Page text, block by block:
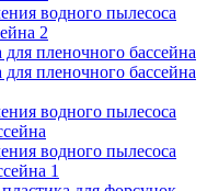
водного пылесоса
2
пленочного бассейна
пленочного бассейна
водного пылесоса
водного пылесоса
1